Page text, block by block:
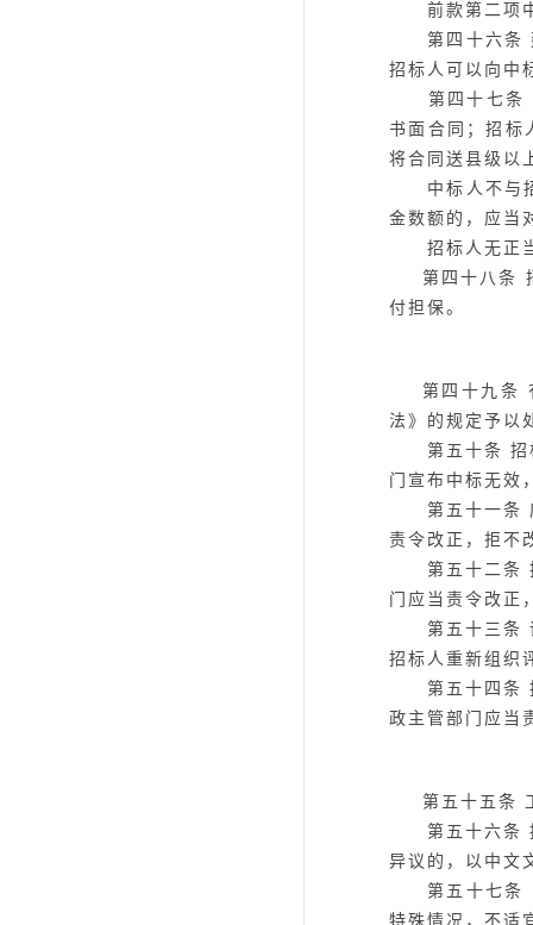
前款第二项中
第四十六条
招标人可以向中
第四十七条
书面合同；招标
将合同送县级以
中标人不与招
金数额的，应当
招标人无正当
第四十八条
付担保。
第四十九条
法》的规定予以
第五十条 招
门宣布中标无效
第五十一条
责令改正，拒不
第五十二条
门应当责令改正
第五十三条
招标人重新组织
第五十四条
政主管部门应当
第五十五条
第五十六条
异议的，以中文
第五十七条 涉
特殊情况，不适